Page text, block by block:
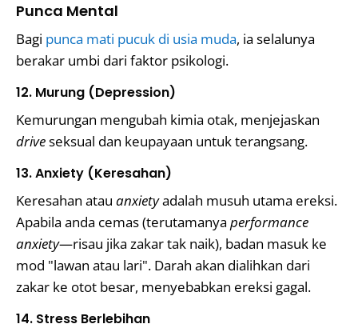
Punca Mental
Bagi punca mati pucuk di usia muda, ia selalunya
berakar umbi dari faktor psikologi.
12. Murung (Depression)
Kemurungan mengubah kimia otak, menjejaskan
driveseksual dan keupayaan untuk terangsang.
13. Anxiety (Keresahan)
Keresahan atau anxietyadalah musuh utama ereksi.
Apabila anda cemas (terutamanya performance
anxiety—risau jika zakar tak naik), badan masuk ke
mod "lawan atau lari". Darah akan dialihkan dari
zakar ke otot besar, menyebabkan ereksi gagal.
14. Stress Berlebihan